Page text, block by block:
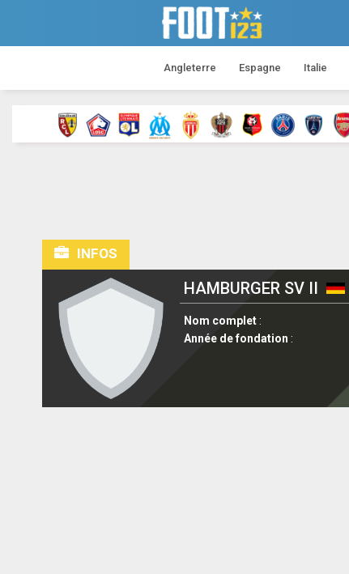
Angleterre Espagne Italie
INFOS
HAMBURGER SV II
Nom complet:
Année de fondation :